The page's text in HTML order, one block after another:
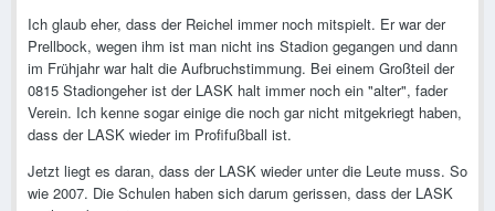
Ich glaub eher, dass der Reichel immer noch mitspielt. Er war der
Prellbock, wegen ihm ist man nicht ins Stadion gegangen und dann
im Frühjahr war halt die Aufbruchstimmung. Bei einem Großteil der
0815 Stadiongeher ist der LASK halt immer noch ein "alter", fader
Verein. Ich kenne sogar einige die noch gar nicht mitgekriegt haben,
dass der LASK wieder im Profifußball ist.
Jetzt liegt es daran, dass der LASK wieder unter die Leute muss. So
wie 2007. Die Schulen haben sich darum gerissen, dass der LASK